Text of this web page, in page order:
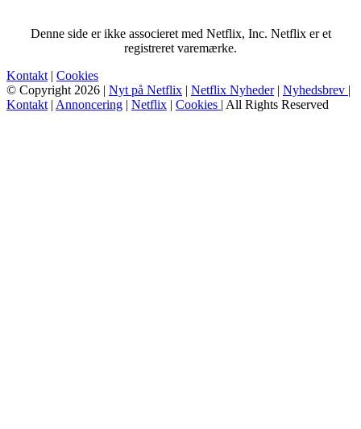
Denne side er ikke associeret med Netflix, Inc. Netflix er et
registreret varemærke.
Kontakt | Cookies
© Copyright 2026 | Nyt på Netflix | Netflix Nyheder| Nyhedsbrev |
Kontakt | Annoncering | Netflix | Cookies | All Rights Reserved